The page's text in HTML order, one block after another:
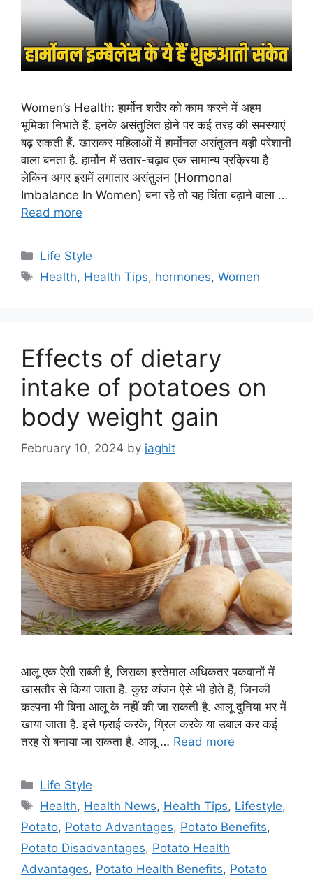
Women’s Health: हार्मोन शरीर को काम करने में अहम
भूमिका निभाते हैं. इनके असंतुलित होने पर कई तरह की समस्याएं
बढ़ सकती हैं. खासकर महिलाओं में हार्मोनल असंतुलन बड़ी परेशानी
वाला बनता है. हार्मोन में उतार-चढ़ाव एक सामान्य प्रक्रिया है
लेकिन अगर इसमें लगातार असंतुलन (Hormonal
Imbalance In Women) बना रहे तो यह चिंता बढ़ाने वाला …
Read more
C
a
r
e
s
Life Style
T
Health, Health Tips, hormones,Women
Effects of dietary
intake of potatoes on
body weight gain
February 10, 2024 by jaghit
आलू एक ऐसी सब्जी है, जिसका इस्तेमाल अधिकतर पकवानों में
खासतौर से किया जाता है. कुछ व्यंजन ऐसे भी होते हैं, जिनकी
कल्पना भी बिना आलू के नहीं की जा सकती है. आलू दुनिया भर में
खाया जाता है. इसे फ्राई करके, ग्रिल करके या उबाल कर कई
तरह से बनाया जा सकता है. आलू … Read more
C
a
e
g
o
Life Style
T
a
s
Health, Health News, Health Tips, Lifestyle,
Potato, Potato Advantages, Potato Benefits,
Potato Disadvantages, Potato Health
Advantages, Potato Health Benefits, Potato